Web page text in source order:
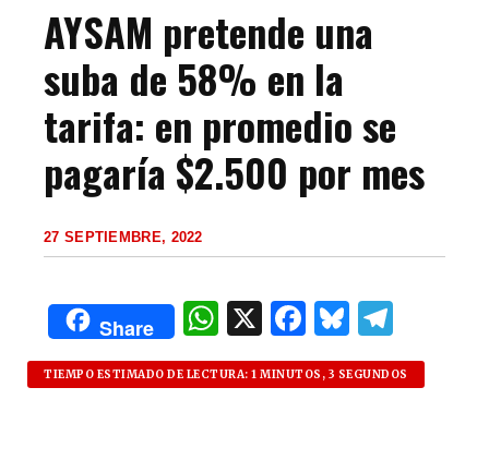
AYSAM pretende una
suba de 58% en la
tarifa: en promedio se
pagaría $2.500 por mes
27 SEPTIEMBRE, 2022
Share
W
h
at
X F
a
c
B
lu
es
el
e
TIEMPO ESTIMADO DE LECTURA: 1 MINUTOS, 3 SEGUNDOS